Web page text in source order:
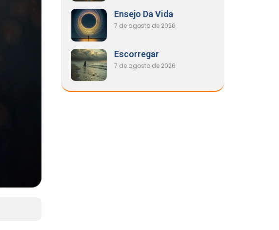
Ensejo Da Vida
7 de agosto de 2026
Escorregar
7 de agosto de 2026